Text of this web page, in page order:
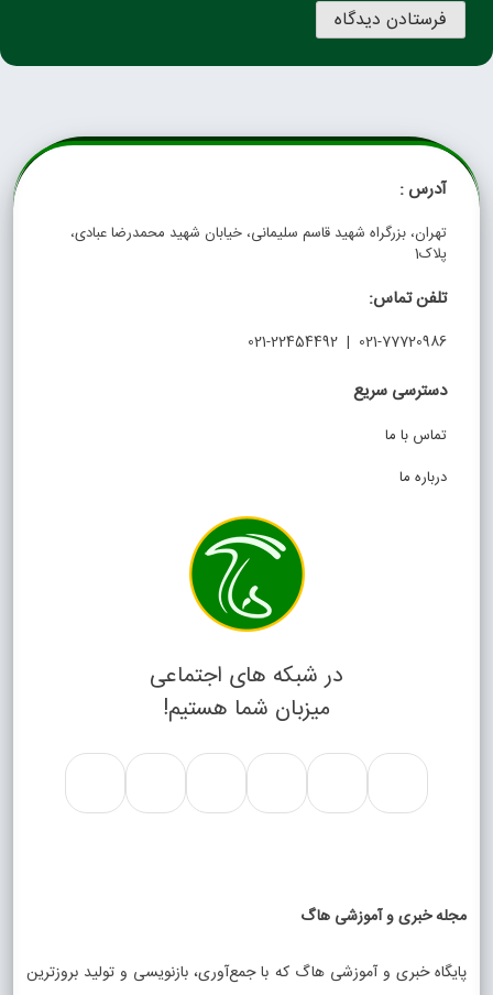
آدرس :
تهران، بزرگراه شهید قاسم سلیمانی، خیابان شهید محمدرضا عبادی،
پلاک1
تلفن تماس:
021-77720986 | 021-22454492
دسترسی سریع
تماس با ما
درباره ما
در شبکه های اجتماعی
میزبان شما هستیم!
مجله خبری و آموزشی هاگ
پایگاه خبری و آموزشی هاگ که با جمع‌آوری، بازنویسی و تولید بروزترین